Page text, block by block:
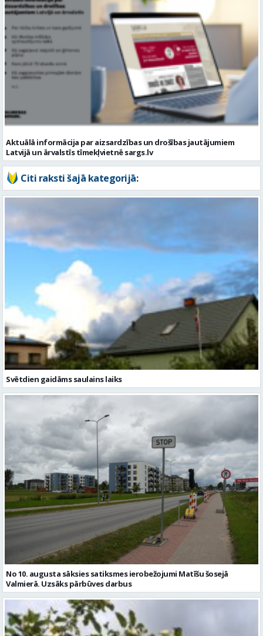
Aktuālā informācija par aizsardzības un drošības jautājumiem
Latvijā un ārvalstīs tīmekļvietnē sargs.lv
Citi raksti šajā kategorijā:
Svētdien gaidāms saulains laiks
No 10. augusta sāksies satiksmes ierobežojumi Matīšu šosejā
Valmierā. Uzsāks pārbūves darbus